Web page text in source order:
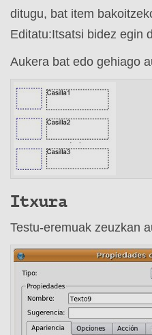
ditugu, bat item
Editatu:Itsatsi bidez egin
Aukera bat edo gehiago
Itxura
Testu-eremuak zeuzkan